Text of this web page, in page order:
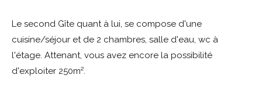
Le second Gîte quant à lui, se compose d'une
cuisine/séjour et de 2 chambres, salle d'eau, wc à
l'étage. Attenant, vous avez encore la possibilité
d'exploiter 250m².